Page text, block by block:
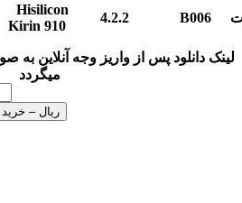
Hisilicon
Kirin 910
4.2.2 B006
لینک دانلود پس از واریز وجه آنلاین به
میگردد